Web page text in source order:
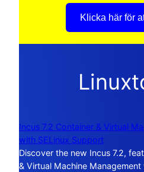
Klicka här för
Incus 7.2 Container & Virtual
with SELinux Support
Discover the new Incus 7.2,
& Virtual Machine